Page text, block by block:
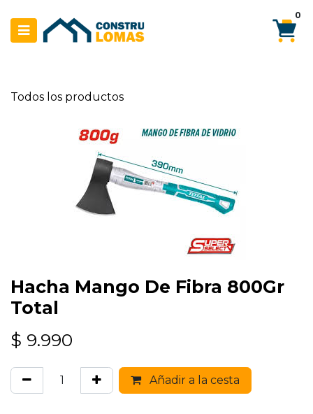
0
Todos los productos
Hacha Mango De Fibra 800Gr
Total
$ 9.990
Añadir a la cesta